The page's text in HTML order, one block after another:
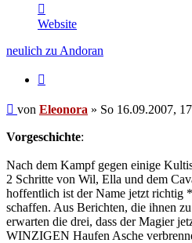
von
Eleonora
Website
neulich zu Andoran
Beitrag
von Eleonora » So 16.09.2007,
Vorgeschichte:
Nach dem Kampf gegen einige
2 Schritte von Wil, Ella und dem
hoffentlich ist der Name jetzt richtig
schaffen. Aus Berichten, die ihnen
erwarten die drei, dass der Magier
WINZIGEN Haufen Asche